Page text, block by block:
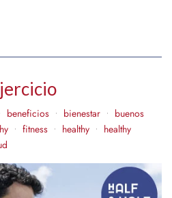
beneficios • bienestar •
buenos
• fitness • healthy •
healthy